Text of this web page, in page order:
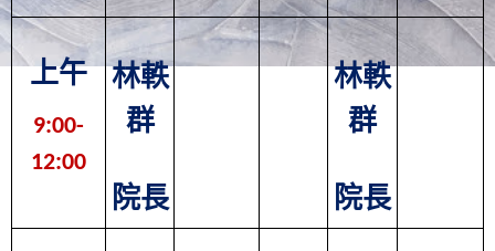
上午
9:00-
12:00
林軼
群
院長
林軼
群
院長